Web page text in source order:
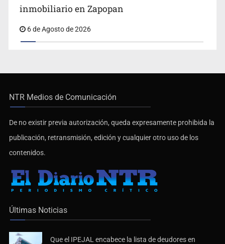
inmobiliario en Zapopan
6 de Agosto de 2026
NTR Medios de Comunicación
De no existir previa autorización, queda expresamente prohibida la
publicación, retransmisión, edición y cualquier otro uso de los
contenidos.
Últimas Noticias
Que el IPEJAL encabece la lista de deudores en